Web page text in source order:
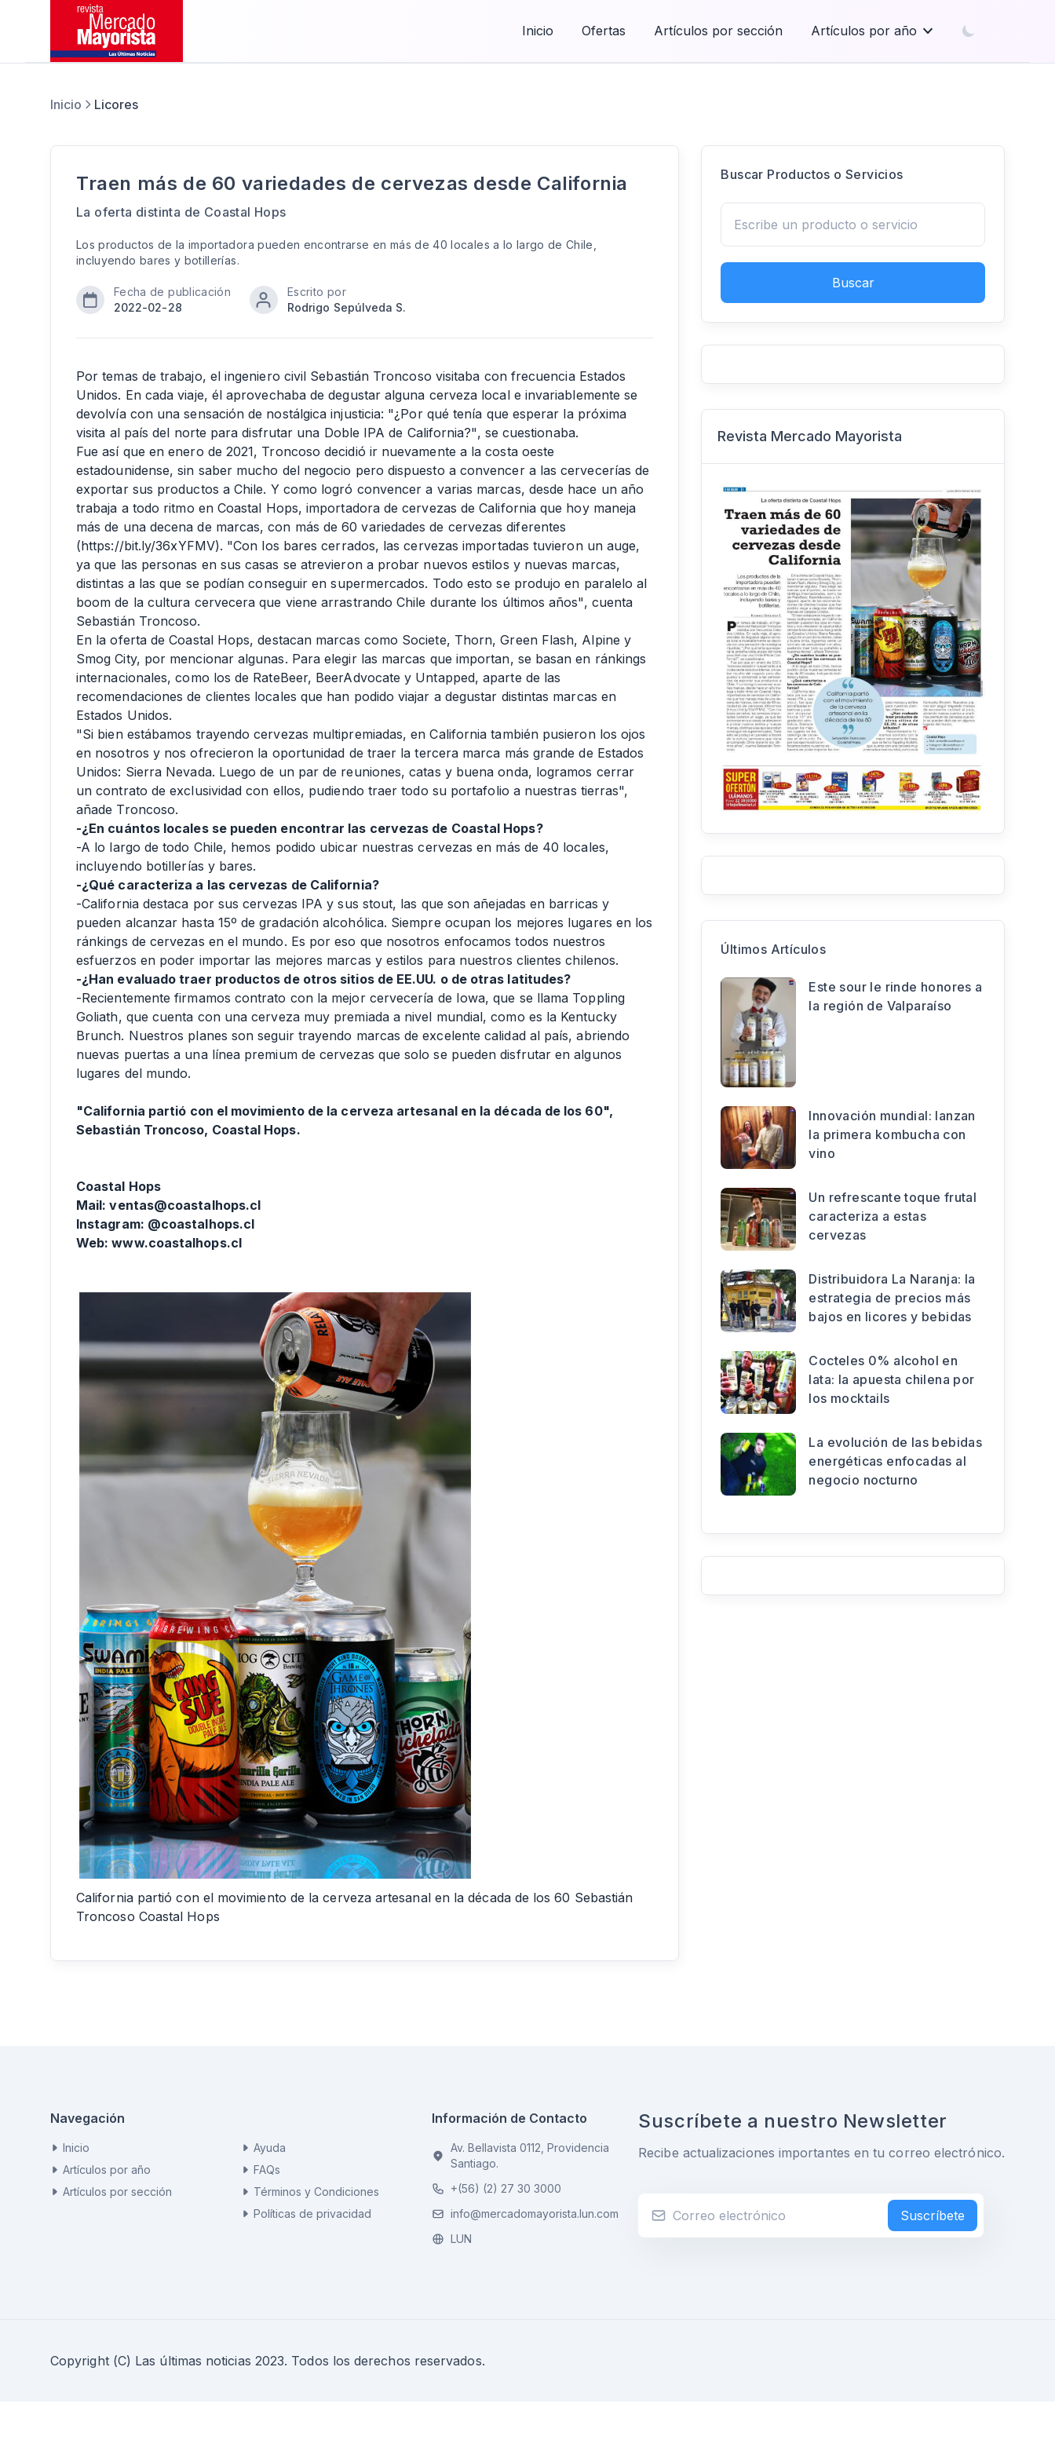
Inicio Ofertas Artículos por sección Artículos por año
Inicio Licores
Traen más de 60 variedades de cervezas desde California
La oferta distinta de Coastal Hops
Los productos de la importadora pueden encontrarse en más de 40 locales a lo largo de Chile,
incluyendo bares y botillerías.
Fecha de publicación
2022-02-28
Escrito por
Rodrigo Sepúlveda S.
Por temas de trabajo, el ingeniero civil Sebastián Troncoso visitaba con frecuencia Estados
Unidos. En cada viaje, él aprovechaba de degustar alguna cerveza local e invariablemente se
devolvía con una sensación de nostálgica injusticia: "¿Por qué tenía que esperar la próxima
visita al país del norte para disfrutar una Doble IPA de California?", se cuestionaba.
Fue así que en enero de 2021, Troncoso decidió ir nuevamente a la costa oeste
estadounidense, sin saber mucho del negocio pero dispuesto a convencer a las cervecerías de
exportar sus productos a Chile. Y como logró convencer a varias marcas, desde hace un año
trabaja a todo ritmo en Coastal Hops, importadora de cervezas de California que hoy maneja
más de una decena de marcas, con más de 60 variedades de cervezas diferentes
(https://bit.ly/36xYFMV). "Con los bares cerrados, las cervezas importadas tuvieron un auge,
ya que las personas en sus casas se atrevieron a probar nuevos estilos y nuevas marcas,
distintas a las que se podían conseguir en supermercados. Todo esto se produjo en paralelo al
boom de la cultura cervecera que viene arrastrando Chile durante los últimos años", cuenta
Sebastián Troncoso.
En la oferta de Coastal Hops, destacan marcas como Societe, Thorn, Green Flash, Alpine y
Smog City, por mencionar algunas. Para elegir las marcas que importan, se basan en ránkings
internacionales, como los de RateBeer, BeerAdvocate y Untapped, aparte de las
recomendaciones de clientes locales que han podido viajar a degustar distintas marcas en
Estados Unidos.
"Si bien estábamos trayendo cervezas multipremiadas, en California también pusieron los ojos
en nosotros y nos ofrecieron la oportunidad de traer la tercera marca más grande de Estados
Unidos: Sierra Nevada. Luego de un par de reuniones, catas y buena onda, logramos cerrar
un contrato de exclusividad con ellos, pudiendo traer todo su portafolio a nuestras tierras",
añade Troncoso.
-¿En cuántos locales se pueden encontrar las cervezas de Coastal Hops?
-A lo largo de todo Chile, hemos podido ubicar nuestras cervezas en más de 40 locales,
incluyendo botillerías y bares.
-¿Qué caracteriza a las cervezas de California?
-California destaca por sus cervezas IPA y sus stout, las que son añejadas en barricas y
pueden alcanzar hasta 15º de gradación alcohólica. Siempre ocupan los mejores lugares en los
ránkings de cervezas en el mundo. Es por eso que nosotros enfocamos todos nuestros
esfuerzos en poder importar las mejores marcas y estilos para nuestros clientes chilenos.
-¿Han evaluado traer productos de otros sitios de EE.UU. o de otras latitudes?
-Recientemente firmamos contrato con la mejor cervecería de Iowa, que se llama Toppling
Goliath, que cuenta con una cerveza muy premiada a nivel mundial, como es la Kentucky
Brunch. Nuestros planes son seguir trayendo marcas de excelente calidad al país, abriendo
nuevas puertas a una línea premium de cervezas que solo se pueden disfrutar en algunos
lugares del mundo.
"California partió con el movimiento de la cerveza artesanal en la década de los 60",
Sebastián Troncoso, Coastal Hops.
Coastal Hops
Mail: ventas@coastalhops.cl
Instagram: @coastalhops.cl
Web: www.coastalhops.cl
California partió con el movimiento de la cerveza artesanal en la década de los 60 Sebastián
Troncoso Coastal Hops
Buscar Productos o Servicios
Buscar
Revista Mercado Mayorista
Últimos Artículos
Este sour le rinde honores a
la región de Valparaíso
Innovación mundial: lanzan
la primera kombucha con
vino
Un refrescante toque frutal
caracteriza a estas
cervezas
Distribuidora La Naranja: la
estrategia de precios más
bajos en licores y bebidas
Cocteles 0% alcohol en
lata: la apuesta chilena por
los mocktails
La evolución de las bebidas
energéticas enfocadas al
negocio nocturno
Navegación
Inicio
Artículos por año
Artículos por sección
Ayuda
FAQs
Términos y Condiciones
Políticas de privacidad
Información de Contacto
Av. Bellavista 0112, Providencia
Santiago.
+(56) (2) 27 30 3000
info@mercadomayorista.lun.com
LUN
Suscríbete a nuestro Newsletter
Recibe actualizaciones importantes en tu correo electrónico.
Suscríbete
Copyright (C) Las últimas noticias 2023. Todos los derechos reservados.